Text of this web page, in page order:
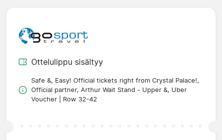
Ottelulippu sisältyy
Safe &, Easy! Official tickets right from Crystal Palace!,
Official partner, Arthur Wait Stand - Upper &, Uber
Voucher | Row 32-42